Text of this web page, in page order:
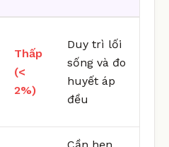
Thấp
(<
2%)
Duy trì lối
sống và đo
huyết áp
đều